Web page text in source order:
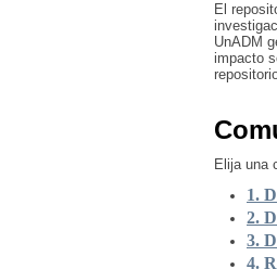
El
UnADM
impacto
Elija una
1.
2.
3.
4.